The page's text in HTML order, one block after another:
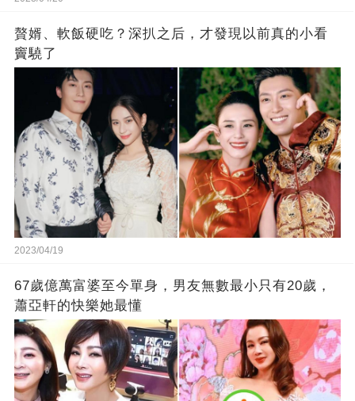
贅婿、軟飯硬吃？深扒之后，才發現以前真的小看
竇驍了
2023/04/19
67歲億萬富婆至今單身，男友無數最小只有20歲，
蕭亞軒的快樂她最懂